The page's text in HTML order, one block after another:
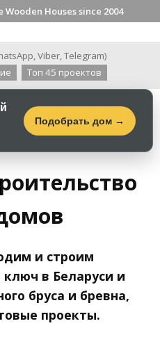
Houses since 2004
,Viber,Telegram)
Топ 45 проектов
Подобрать дом →
и строим
в Беларуси и
бруса и бревна,
проекты.